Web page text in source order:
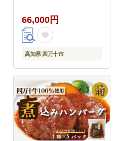
66,000円
高知県 四万十市